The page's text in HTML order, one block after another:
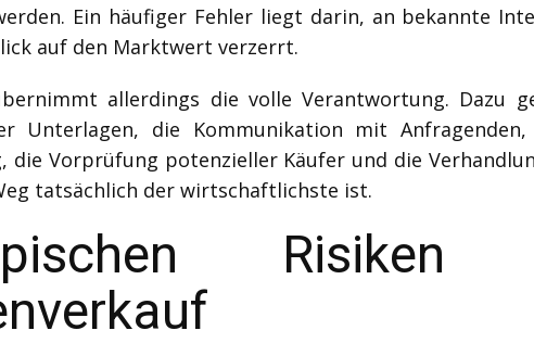
Ein häufiger Fehler liegt darin, an bekannte
auf den Marktwert verzerrt.
allerdings die volle Verantwortung. Dazu
Unterlagen, die Kommunikation mit
die Vorprüfung potenzieller Käufer und die
tatsächlich der wirtschaftlichste ist.
Risiken